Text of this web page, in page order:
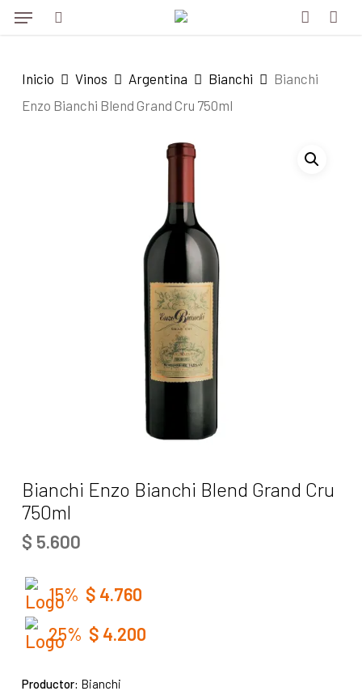
Skip
content
Menu
Inicio Vinos Argentina Bianchi
Bianchi
Enzo Bianchi Blend Grand Cru 750ml
Bianchi Enzo Bianchi Blend Grand Cru
750ml
$ 5.600
15% $ 4.760
25% $ 4.200
Productor: Bianchi